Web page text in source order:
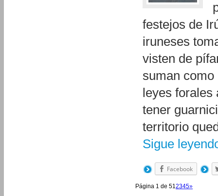
festejos de
iruneses
visten de
suman como
leyes
tener
territorio
Sigue
Facebook
Página 1 de 512345»